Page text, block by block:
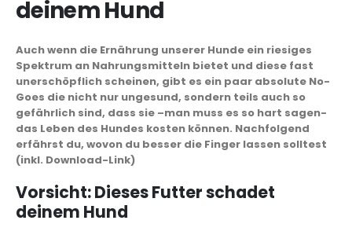
deinem Hund
Auch wenn die Ernährung unserer Hunde ein riesiges
Spektrum an Nahrungsmitteln bietet und diese fast
unerschöpflich scheinen, gibt es ein paar absolute No-
Goes die nicht nur ungesund, sondern teils auch so
gefährlich sind, dass sie –man muss es so hart sagen-
das Leben des Hundes kosten können. Nachfolgend
erfährst du, wovon du besser die Finger lassen solltest
(inkl. Download-Link)
Vorsicht: Dieses Futter schadet
deinem Hund